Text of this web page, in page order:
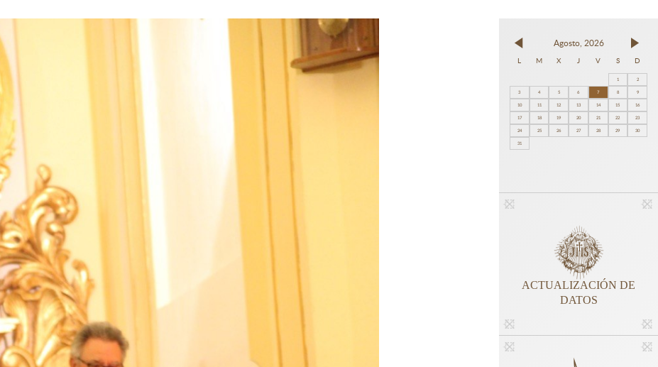
Agosto, 2026
L M X J V S D
1
2
3
4 5 6 7 8
9
10
11 12 13 14 15
16
17
18 19 20 21 22
23
24
25 26 27 28 29
30
31
ACTUALIZACIÓN DE
DATOS